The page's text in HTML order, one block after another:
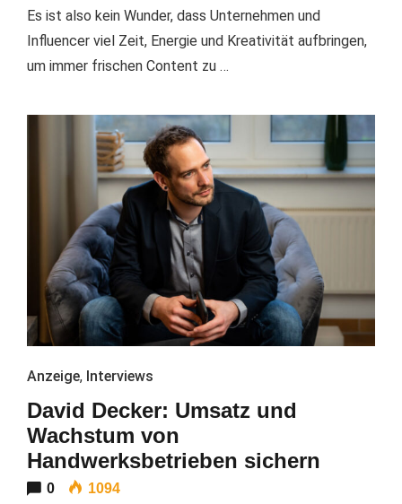
Es ist also kein Wunder, dass Unternehmen und
Influencer viel Zeit, Energie und Kreativität aufbringen,
um immer frischen Content zu …
Anzeige, Interviews
David Decker: Umsatz und
Wachstum von
Handwerksbetrieben sichern
0 1094